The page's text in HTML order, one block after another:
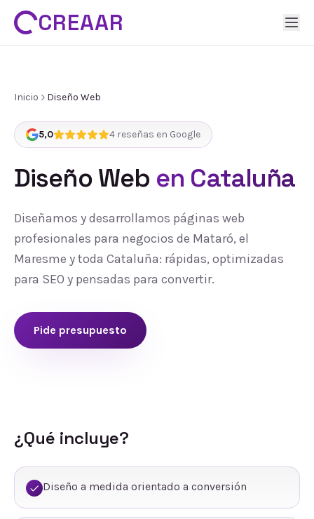
CREAAR
Inicio Diseño Web
5,0 4 reseñas en Google
Diseño Web en Cataluña
Diseñamos y desarrollamos páginas web
profesionales para negocios de Mataró, el
Maresme y toda Cataluña: rápidas, optimizadas
para SEO y pensadas para convertir.
Pide presupuesto
¿Qué incluye?
Diseño a medida orientado a conversión